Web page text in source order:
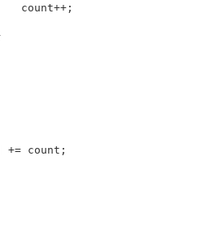
count
++ ;
+= count ;